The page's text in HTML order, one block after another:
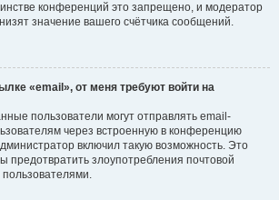
конференций это запрещено, и модератор
значение вашего счётчика сообщений.
«email», от меня требуют войти на
пользователи могут отправлять email-
через встроенную в конференцию
включил такую возможность. Это
предотвратить злоупотребления почтовой